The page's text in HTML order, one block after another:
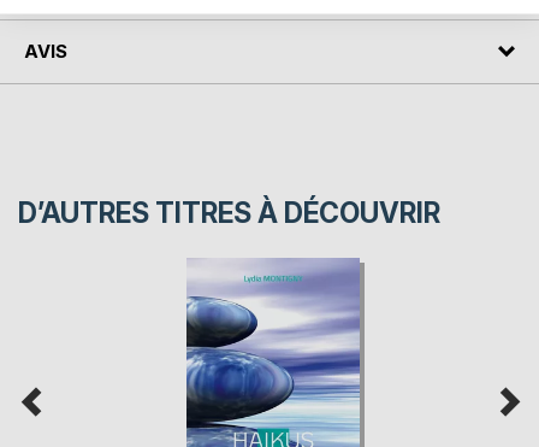
AVIS
D’AUTRES TITRES À DÉCOUVRIR